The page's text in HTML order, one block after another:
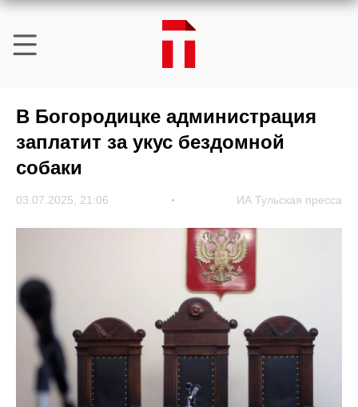
В Богородицке администрация
заплатит за укус бездомной
собаки
03.07.2025, 21:06 ИА Тульская пресса